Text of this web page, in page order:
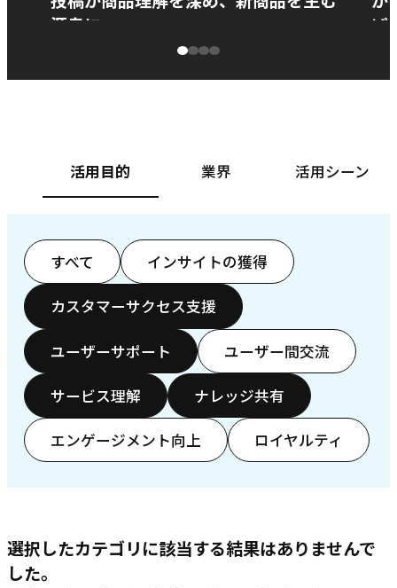
源泉に
ぱ
活用目的 業界 活用シーン
すべて インサイトの獲得
カスタマーサクセス支援
ユーザーサポート ユーザー間交流
サービス理解 ナレッジ共有
エンゲージメント向上 ロイヤルティ
選択したカテゴリに該当する結果はありませんで
した。